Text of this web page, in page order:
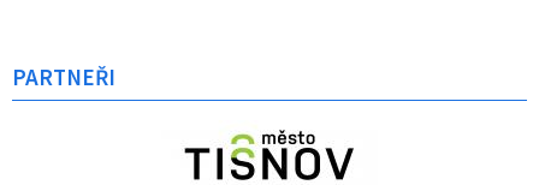
PARTNEŘI